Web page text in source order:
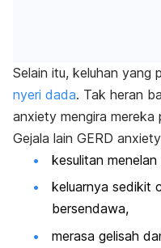
Selain itu, keluhan yang
nyeri dada. Tak heran
anxiety mengira mereka
Gejala lain GERD
kesulitan
keluarnya sedikit
bersendawa,
merasa gelisah